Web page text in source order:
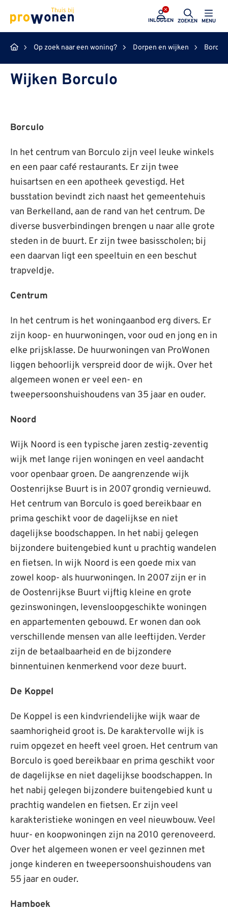
ProWonen
INLOGGEN ZOEKEN MENU
Op zoek naar een woning? Dorpen en wijken
Wijken Borculo
Borculo
In het centrum van Borculo zijn veel leuke winkels
en een paar café restaurants. Er zijn twee
huisartsen en een apotheek gevestigd. Het
busstation bevindt zich naast het gemeentehuis
van Berkelland, aan de rand van het centrum. De
diverse busverbindingen brengen u naar alle grote
steden in de buurt. Er zijn twee basisscholen; bij
een daarvan ligt een speeltuin en een beschut
trapveldje.
Centrum
In het centrum is het woningaanbod erg divers. Er
zijn koop- en huurwoningen, voor oud en jong en in
elke prijsklasse. De huurwoningen van ProWonen
liggen behoorlijk verspreid door de wijk. Over het
algemeen wonen er veel een- en
tweepersoonshuishoudens van 35 jaar en ouder.
Noord
Wijk Noord is een typische jaren zestig-zeventig
wijk met lange rijen woningen en veel aandacht
voor openbaar groen. De aangrenzende wijk
Oostenrijkse Buurt is in 2007 grondig vernieuwd.
Het centrum van Borculo is goed bereikbaar en
prima geschikt voor de dagelijkse en niet
dagelijkse boodschappen. In het nabij gelegen
bijzondere buitengebied kunt u prachtig wandelen
en fietsen. In wijk Noord is een goede mix van
zowel koop- als huurwoningen. In 2007 zijn er in
de Oostenrijkse Buurt vijftig kleine en grote
gezinswoningen, levensloopgeschikte woningen
en appartementen gebouwd. Er wonen dan ook
verschillende mensen van alle leeftijden. Verder
zijn de betaalbaarheid en de bijzondere
binnentuinen kenmerkend voor deze buurt.
De Koppel
De Koppel is een kindvriendelijke wijk waar de
saamhorigheid groot is. De karaktervolle wijk is
ruim opgezet en heeft veel groen. Het centrum van
Borculo is goed bereikbaar en prima geschikt voor
de dagelijkse en niet dagelijkse boodschappen. In
het nabij gelegen bijzondere buitengebied kunt u
prachtig wandelen en fietsen. Er zijn veel
karakteristieke woningen en veel nieuwbouw. Veel
huur- en koopwoningen zijn na 2010 gerenoveerd.
Over het algemeen wonen er veel gezinnen met
jonge kinderen en tweepersoonshuishoudens van
55 jaar en ouder.
Hamboek